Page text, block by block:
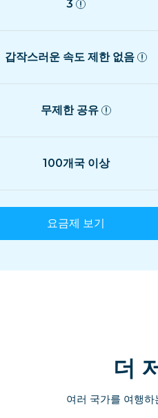
3
갑작스러운 속도 제한 없음
무제한 공유
100개국 이상
요금제 보기
더
여러 국가를 여행